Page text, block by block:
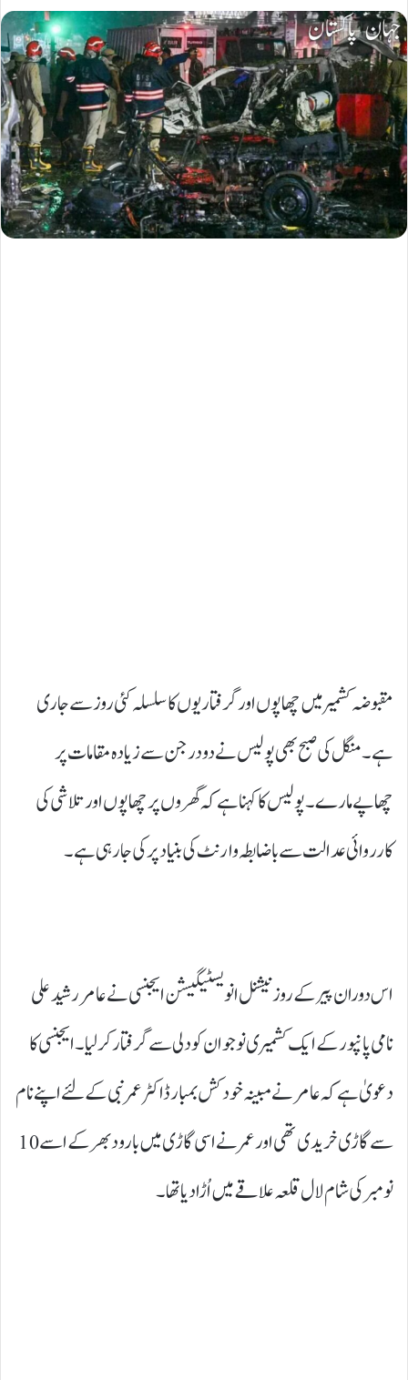
مقبوضہ کشمیر میں چھاپوں اور گرفتاریوں کا سلسلہ کئی روز سے جاری
ہے۔ منگل کی صبح بھی پولیس نے دو درجن سے زیادہ مقامات پر
چھاپے مارے۔ پولیس کا کہنا ہے کہ گھروں پر چھاپوں اور تلاشی کی
کارروائی عدالت سے باضابطہ وارنٹ کی بنیاد پر کی جارہی ہے۔
اس دوران پیر کے روز نیشنل انویسٹیگیشن ایجنسی نے عامر رشید علی
نامی پانپور کے ایک کشمیری نوجوان کو دلی سے گرفتار کرلیا۔ ایجنسی کا
دعویٰ ہے کہ عامر نے مبینہ خودکش بمبار ڈاکٹر عمر نبی کے لئے اپنے نام
سے گاڑی خریدی تھی اور عمر نے اسی گاڑی میں بارود بھر کے اسے 10
نومبر کی شام لال قلعہ علاقے میں اُڑا دیا تھا۔